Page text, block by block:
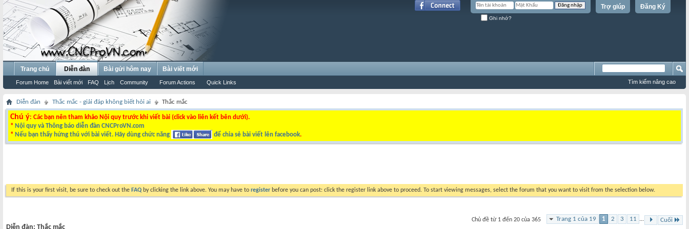
Đăng Ký
Trợ giúp
Ghi nhớ?
Trang chủ Diễn đàn
Forum Home Bài viết mới FAQ Lịch Community Forum Actions Quick Links
Bài gửi hôm nay Bài viết mới
Tìm kiếm nâng cao
Diễn đàn Thắc mắc - giải đáp không biết hỏi ai Thắc mắc
Chú ý: Các bạn nên tham khảo Nội quy trước khi viết bài (click vào liên kết bên dưới).
* Nội quy và Thông báo diễn đàn CNCProVN.com
* Nếu bạn thấy hứng thú với bài viết. Hãy dùng chức năng để chia sẻ bài viết lên facebook.
If this is your first visit, be sure to check out the FAQ by clicking the link above. You may have to register before you can post: click the register link above to proceed. To start viewing messages, select the forum that you want to visit from the selection below.
Trang 1 của 19 1 2 3 11 ... Cuối
Chủ đề từ 1 đến 20 của 365
Diễn đàn: Thắc mắc